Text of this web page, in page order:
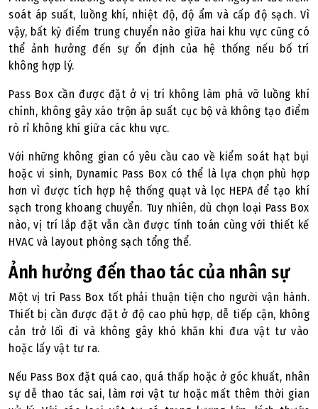
soát áp suất, luồng khí, nhiệt độ, độ ẩm và cấp độ sạch. Vì
vậy, bất kỳ điểm trung chuyển nào giữa hai khu vực cũng có
thể ảnh hưởng đến sự ổn định của hệ thống nếu bố trí
không hợp lý.
Pass Box cần được đặt ở vị trí không làm phá vỡ luồng khí
chính, không gây xáo trộn áp suất cục bộ và không tạo điểm
rò rỉ không khí giữa các khu vực.
Với những không gian có yêu cầu cao về kiểm soát hạt bụi
hoặc vi sinh, Dynamic Pass Box có thể là lựa chọn phù hợp
hơn vì được tích hợp hệ thống quạt và lọc HEPA để tạo khí
sạch trong khoang chuyển. Tuy nhiên, dù chọn loại Pass Box
nào, vị trí lắp đặt vẫn cần được tính toán cùng với thiết kế
HVAC và layout phòng sạch tổng thể.
Ảnh hưởng đến thao tác của nhân sự
Một vị trí Pass Box tốt phải thuận tiện cho người vận hành.
Thiết bị cần được đặt ở độ cao phù hợp, dễ tiếp cận, không
cản trở lối đi và không gây khó khăn khi đưa vật tư vào
hoặc lấy vật tư ra.
Nếu Pass Box đặt quá cao, quá thấp hoặc ở góc khuất, nhân
sự dễ thao tác sai, làm rơi vật tư hoặc mất thêm thời gian